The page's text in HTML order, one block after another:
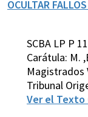
OCULTAR
SCBA LP P
Carátula: M.
Magistrados
Tribunal
Ver el Texto